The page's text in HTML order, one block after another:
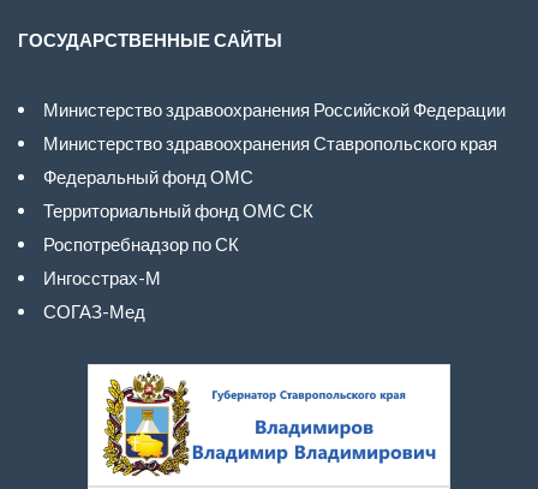
ГОСУДАРСТВЕННЫЕ САЙТЫ
Министерство здравоохранения Российской Федерации
Министерство здравоохранения Ставропольского края
Федеральный фонд ОМС
Территориальный фонд ОМС СК
Роспотребнадзор по СК
Ингосстрах-М
СОГАЗ-Мед